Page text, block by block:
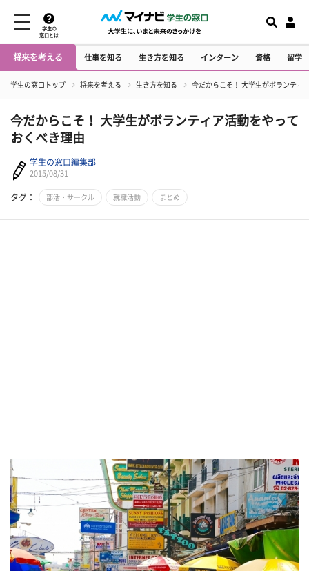
学生の
窓口とは
将来を考える 仕事を知る 生き方を知る インターン 資格 留学
学生の窓口トップ 将来を考える 生き方を知る 今だからこそ！ 大学生がボランティ
今だからこそ！ 大学生がボランティア活動をやって
おくべき理由
学生の窓口編集部
2015/08/31
タグ： 部活・サークル 就職活動 まとめ